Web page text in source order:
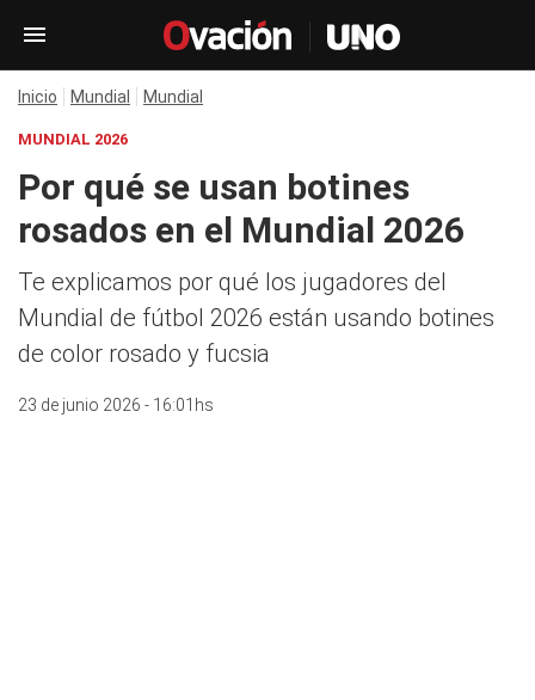
Inicio Mundial Mundial
MUNDIAL 2026
Por qué se usan botines
rosados en el Mundial 2026
Te explicamos por qué los jugadores del
Mundial de fútbol 2026 están usando botines
de color rosado y fucsia
23 de junio 2026 - 16:01hs